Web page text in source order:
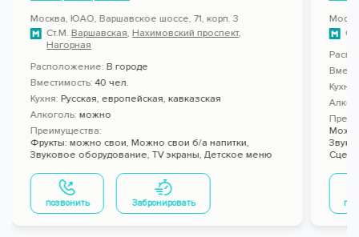
Москва, ЮАО, Варшавское шоссе, 71, корп. 3
Ст.М. Варшавская, Нахимовский проспект,
Нагорная
Расположение: В городе
Вместимость:40 чел.
Кухня: Русская, европейская, кавказская
Алкоголь: можно
Преимущества:
Фрукты: можно свои, Можно свои б/а напитки,
Звуковое оборудование,TV экраны, Детское меню
позвонить Забронировать
Кухня: